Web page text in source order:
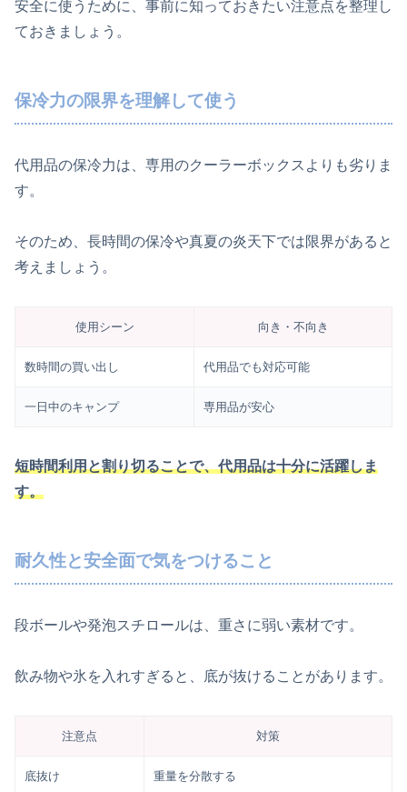
安全に使うために、事前に知っておきたい注意点を整理し
ておきましょう。
保冷力の限界を理解して使う
代用品の保冷力は、専用のクーラーボックスよりも劣りま
す。
そのため、長時間の保冷や真夏の炎天下では限界があると
考えましょう。
使用シーン 向き・不向き
数時間の買い出し 代用品でも対応可能
一日中のキャンプ 専用品が安心
短時間利用と割り切ることで、代用品は十分に活躍しま
す。
耐久性と安全面で気をつけること
段ボールや発泡スチロールは、重さに弱い素材です。
飲み物や氷を入れすぎると、底が抜けることがあります。
注意点 対策
底抜け 重量を分散する